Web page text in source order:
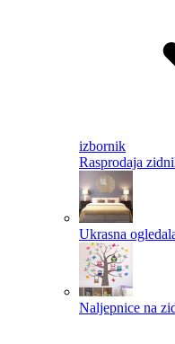
izbornik
Rasprodaja
Ukrasna
Naljepnice na